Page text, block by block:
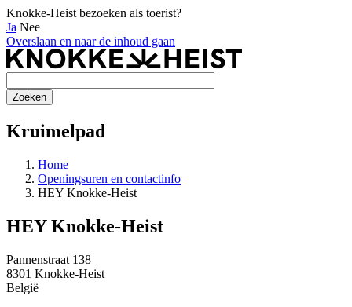
Knokke-Heist bezoeken als toerist?
Ja Nee
Overslaan en naar de inhoud gaan
Kruimelpad
Home
Openingsuren en contactinfo
HEY Knokke-Heist
HEY Knokke-Heist
Pannenstraat 138
8301 Knokke-Heist
België